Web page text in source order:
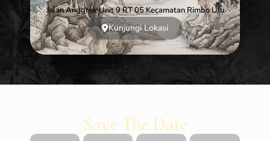
Jalan Anggrek Unit 9 RT 05 Kecamatan Rimbo Ulu
Kunjungi Lokasi
Save The Date